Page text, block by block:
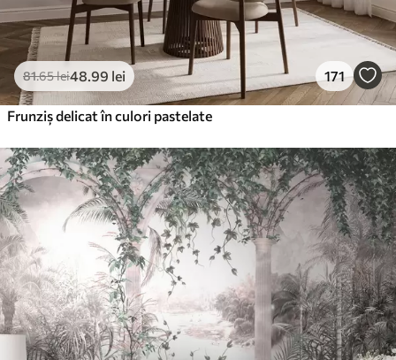
81.65lei48.99 lei 171
Frunziș delicat în culori pastelate